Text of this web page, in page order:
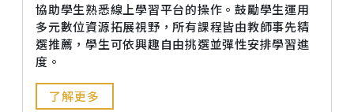
協助學生熟悉線上學習平台的操作。鼓勵學生運用
多元數位資源拓展視野，所有課程皆由教師事先精
選推薦，學生可依興趣自由挑選並彈性安排學習進
度。
了解更多